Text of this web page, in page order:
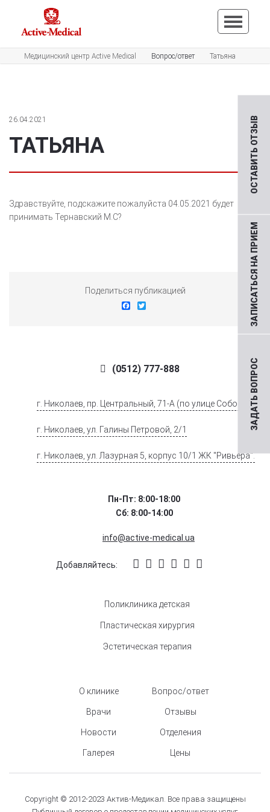
ЗАДАТЬ ВОПРОС
ЗАПИСАТЬСЯ НА ПРИЕМ
ОСТАВИТЬ ОТЗЫВ
Медицинский центр Active Medical Вопрос/ответ Татьяна
26.04.2021
ТАТЬЯНА
Здравствуйте, подскажите пожалуйста 04.05.2021 будет
принимать Тернавский М.С?
Поделиться публикацией
Facebook
(0512) 777-888
г. Николаев, пр. Центральный, 71-А (по улице Соборной)
г. Николаев, ул. Галины Петровой, 2/1
г. Николаев, ул. Лазурная 5, корпус 10/1 ЖК "Ривьера".
Пн-Пт: 8:00-18:00
Сб: 8:00-14:00
info@active-medical.ua
Добавляйтесь:
Поликлиника детская
Пластическая хирургия
Эстетическая терапия
О клинике
Врачи
Новости
Галерея
Вопрос/ответ
Отзывы
Отделения
Цены
Copyright © 2012-2023 Актив-Медикал. Все права защищены